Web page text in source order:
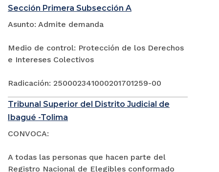
Sección Primera Subsección A
Asunto: Admite demanda
Medio de control: Protección de los Derechos
e Intereses Colectivos
Radicación: 250002341000201701259-00
Tribunal Superior del Distrito Judicial de
Ibagué -Tolima
CONVOCA:
A todas las personas que hacen parte del
Registro Nacional de Elegibles conformado